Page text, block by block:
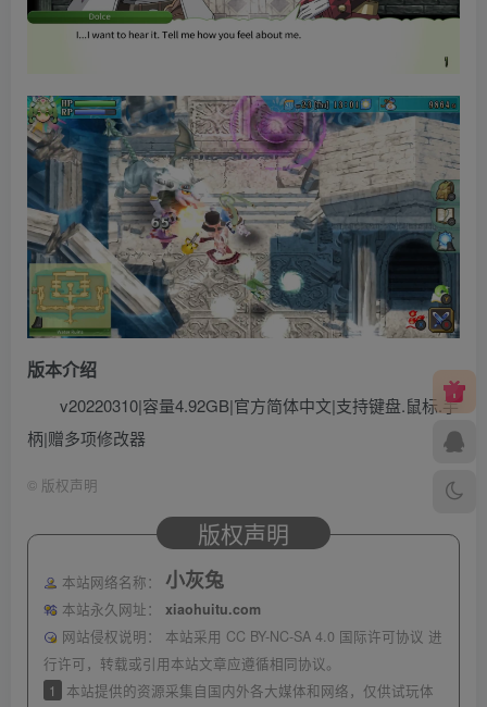
版本介绍
v20220310|容量4.92GB|官方简体中文|支持键盘.鼠标.手
柄|赠多项修改器
© 版权声明
版权声明
本站网络名称： 小灰兔
本站永久网址：
xiaohuitu.com
网站侵权说明：
本站采用 CC BY-NC-SA 4.0 国际许可协议 进
行许可，转载或引用本站文章应遵循相同协议。
1
本站提供的资源采集自国内外各大媒体和网络，仅供试玩体